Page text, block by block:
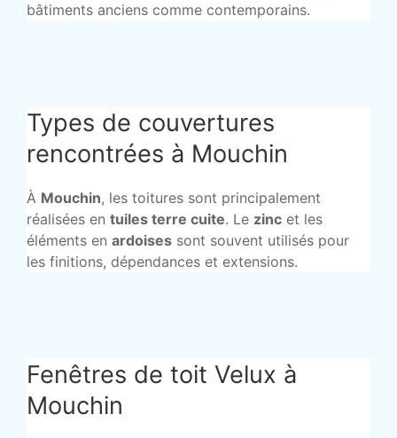
bâtiments anciens comme contemporains.
Types de couvertures
rencontrées à Mouchin
À Mouchin, les toitures sont principalement
réalisées en tuiles terre cuite. Le zinc et les
éléments en ardoises sont souvent utilisés pour
les finitions, dépendances et extensions.
Fenêtres de toit Velux à
Mouchin